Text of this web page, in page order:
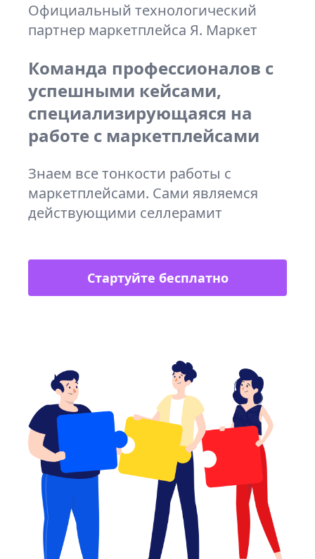
Официальный технологический
партнер маркетплейса Я. Маркет
Команда профессионалов с
успешными кейсами,
специализирующаяся на
работе с маркетплейсами
Знаем все тонкости работы с
маркетплейсами. Сами являемся
действующими селлерамит
Стартуйте бесплатно